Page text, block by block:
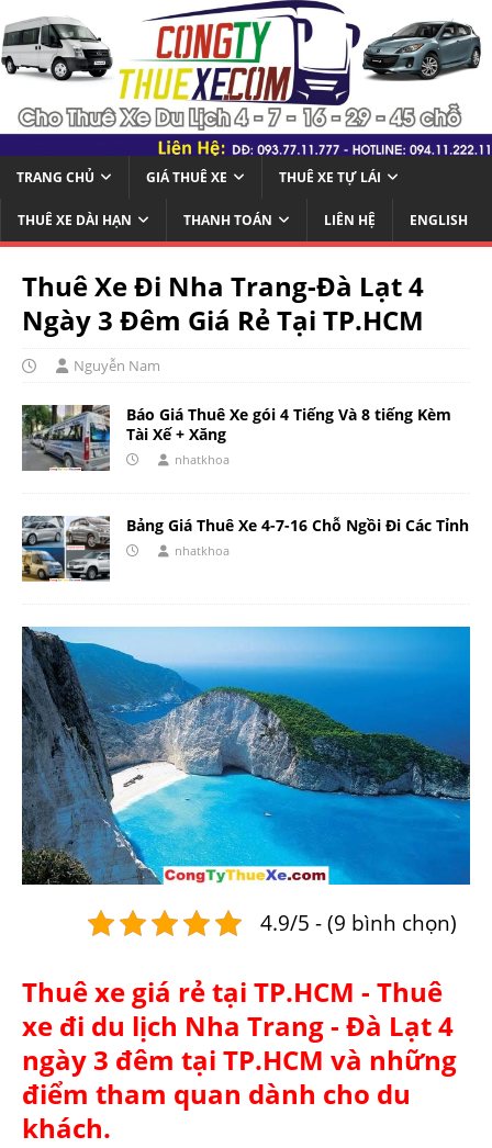
TRANG CHỦ GIÁ THUÊ XE THUÊ XE TỰ LÁI
THUÊ XE DÀI HẠN THANH TOÁN LIÊN HỆ ENGLISH
Thuê Xe Đi Nha Trang-Đà Lạt 4
Ngày 3 Đêm Giá Rẻ Tại TP.HCM
Nguyễn Nam
Báo Giá Thuê Xe gói 4 Tiếng Và 8 tiếng Kèm
Tài Xế + Xăng
nhatkhoa
Bảng Giá Thuê Xe 4-7-16 Chỗ Ngồi Đi Các Tỉnh
nhatkhoa
4.9/5 - (9 bình chọn)
Thuê xe giá rẻ tại TP.HCM - Thuê
xe đi du lịch Nha Trang - Đà Lạt 4
ngày 3 đêm tại TP.HCM và những
điểm tham quan dành cho du
khách.